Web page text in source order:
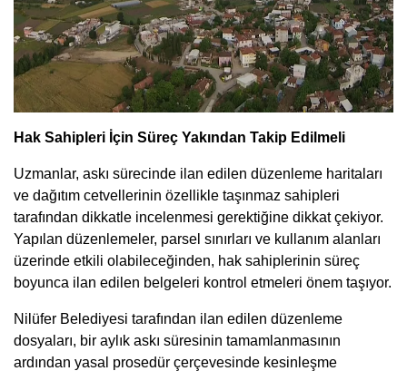
Hak Sahipleri İçin Süreç Yakından Takip Edilmeli
Uzmanlar, askı sürecinde ilan edilen düzenleme haritaları
ve dağıtım cetvellerinin özellikle taşınmaz sahipleri
tarafından dikkatle incelenmesi gerektiğine dikkat çekiyor.
Yapılan düzenlemeler, parsel sınırları ve kullanım alanları
üzerinde etkili olabileceğinden, hak sahiplerinin süreç
boyunca ilan edilen belgeleri kontrol etmeleri önem taşıyor.
Nilüfer Belediyesi tarafından ilan edilen düzenleme
dosyaları, bir aylık askı süresinin tamamlanmasının
ardından yasal prosedür çerçevesinde kesinleşme